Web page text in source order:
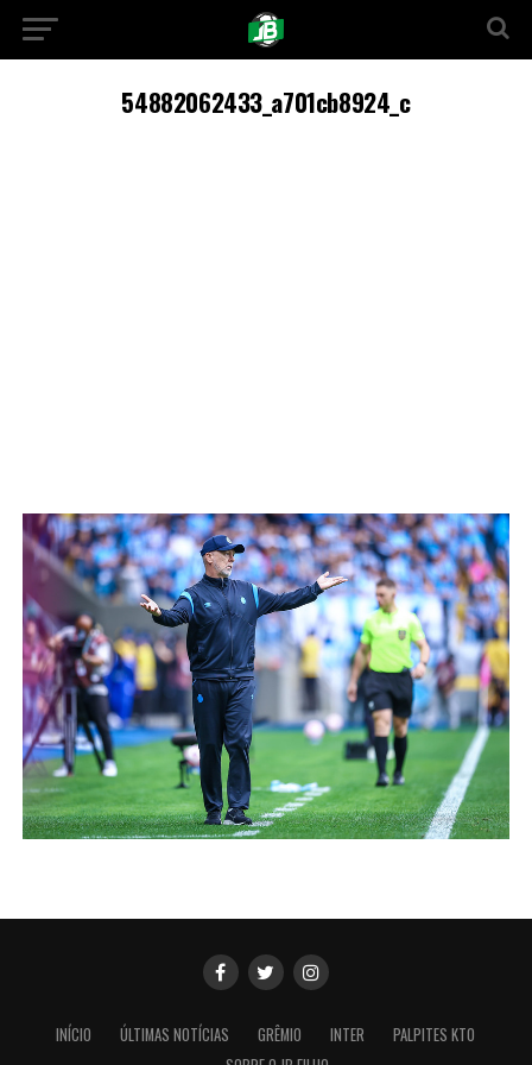
54882062433_a701cb8924_c
INÍCIO ÚLTIMAS NOTÍCIAS GRÊMIO INTER
PALPITES KTO